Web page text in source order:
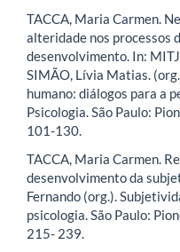
TACCA, Maria Carmen.
alteridade nos processos
desenvolvimento. In:
SIMÃO, Lívia Matias.
humano: diálogos para a
Psicologia. São Paulo:
101-130.
TACCA, Maria Carmen.
desenvolvimento da
Fernando (org.).
psicologia. São Paulo:
215- 239.